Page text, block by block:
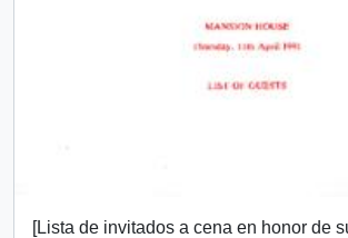
[Lista de invitados a cena en honor de